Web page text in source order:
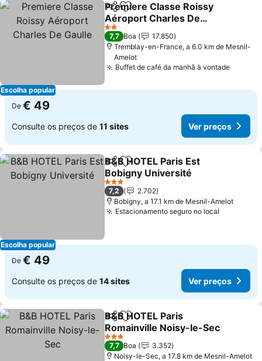
Escolha popular
PartilharAdicionar aos favoritos
Premiere Classe Roissy
Aéroport Charles De
Gaulle
Ver preços
2 Estrelas
7,7 Boa
17.850
Tremblay-en-France, a 6.0 km de Mesnil-
Amelot
Buffet de café da manhã à vontadeVer
De € 49
Consulte os preços de 11 sites Ver preços
Escolha popular
PartilharAdicionar aos favoritos
B&B HOTEL Paris Est
Bobigny Université
Ver preços
3 Estrelas
7,2
2.702
Bobigny, a 17.1 km de Mesnil-Amelot
Estacionamento seguro no local
De € 49
Consulte os preços de 14 sites Ver preços
PartilharAdicionar aos favoritos
B&B HOTEL Paris
Romainville Noisy-le-Sec
Ver preços
3 Estrelas
7,7 Boa
3.352
Noisy-le-Sec, a 17.8 km de Mesnil-Amelot